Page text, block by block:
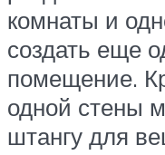
комнаты и
создать еще
помещение.
одной стены
штангу для